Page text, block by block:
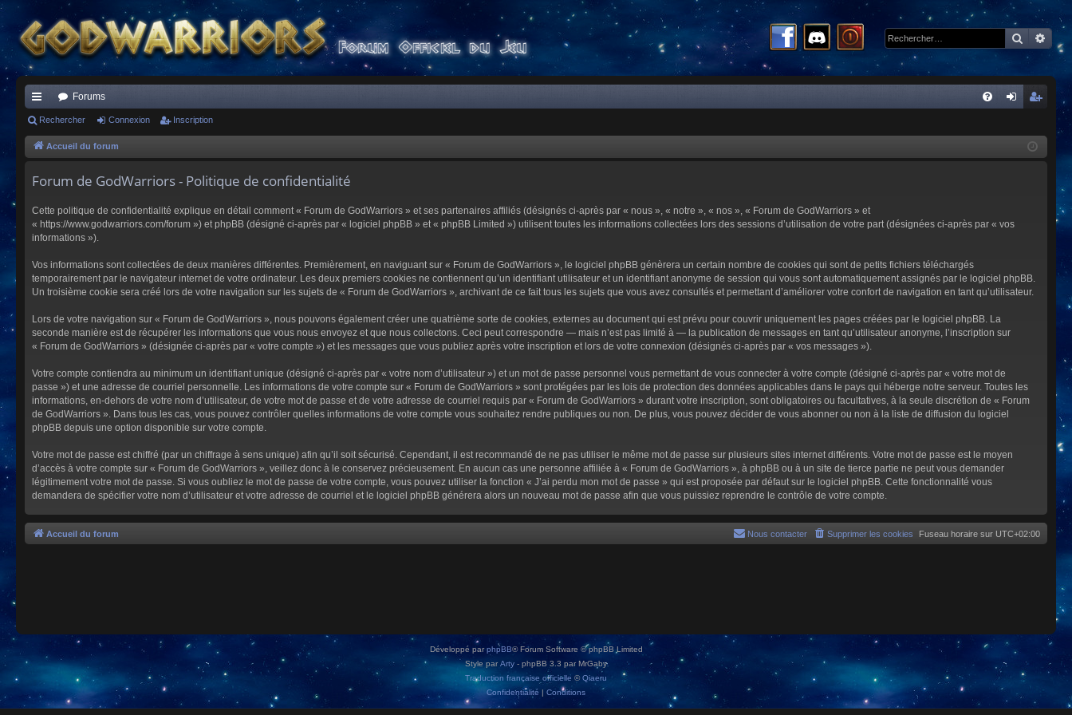
ac
co
s
Forums
cri
Rechercher Connexion Inscription
Accueil du forum
Forum de GodWarriors - Politique de confidentialité
Cette politique de confidentialité explique en détail comment « Forum de GodWarriors » et ses partenaires affiliés (désignés ci-après par « nous », « notre », « nos », « Forum de GodWarriors » et
« https://www.godwarriors.com/forum ») et phpBB (désigné ci-après par « logiciel phpBB » et « phpBB Limited ») utilisent toutes les informations collectées lors des sessions d’utilisation de votre part (désignées ci-après par « vos
informations »).
Vos informations sont collectées de deux manières différentes. Premièrement, en naviguant sur « Forum de GodWarriors », le logiciel phpBB génèrera un certain nombre de cookies qui sont de petits fichiers téléchargés
temporairement par le navigateur internet de votre ordinateur. Les deux premiers cookies ne contiennent qu’un identifiant utilisateur et un identifiant anonyme de session qui vous sont automatiquement assignés par le logiciel phpBB.
Un troisième cookie sera créé lors de votre navigation sur les sujets de « Forum de GodWarriors », archivant de ce fait tous les sujets que vous avez consultés et permettant d’améliorer votre confort de navigation en tant qu’utilisateur.
Lors de votre navigation sur « Forum de GodWarriors », nous pouvons également créer une quatrième sorte de cookies, externes au document qui est prévu pour couvrir uniquement les pages créées par le logiciel phpBB. La
seconde manière est de récupérer les informations que vous nous envoyez et que nous collectons. Ceci peut correspondre — mais n’est pas limité à — la publication de messages en tant qu’utilisateur anonyme, l’inscription sur
« Forum de GodWarriors » (désignée ci-après par « votre compte ») et les messages que vous publiez après votre inscription et lors de votre connexion (désignés ci-après par « vos messages »).
Votre compte contiendra au minimum un identifiant unique (désigné ci-après par « votre nom d’utilisateur ») et un mot de passe personnel vous permettant de vous connecter à votre compte (désigné ci-après par « votre mot de
passe ») et une adresse de courriel personnelle. Les informations de votre compte sur « Forum de GodWarriors » sont protégées par les lois de protection des données applicables dans le pays qui héberge notre serveur. Toutes les
informations, en-dehors de votre nom d’utilisateur, de votre mot de passe et de votre adresse de courriel requis par « Forum de GodWarriors » durant votre inscription, sont obligatoires ou facultatives, à la seule discrétion de « Forum
de GodWarriors ». Dans tous les cas, vous pouvez contrôler quelles informations de votre compte vous souhaitez rendre publiques ou non. De plus, vous pouvez décider de vous abonner ou non à la liste de diffusion du logiciel
phpBB depuis une option disponible sur votre compte.
Votre mot de passe est chiffré (par un chiffrage à sens unique) afin qu’il soit sécurisé. Cependant, il est recommandé de ne pas utiliser le même mot de passe sur plusieurs sites internet différents. Votre mot de passe est le moyen
d’accès à votre compte sur « Forum de GodWarriors », veillez donc à le conservez précieusement. En aucun cas une personne affiliée à « Forum de GodWarriors », à phpBB ou à un site de tierce partie ne peut vous demander
légitimement votre mot de passe. Si vous oubliez le mot de passe de votre compte, vous pouvez utiliser la fonction « J’ai perdu mon mot de passe » qui est proposée par défaut sur le logiciel phpBB. Cette fonctionnalité vous
demandera de spécifier votre nom d’utilisateur et votre adresse de courriel et le logiciel phpBB générera alors un nouveau mot de passe afin que vous puissiez reprendre le contrôle de votre compte.
Accueil du forum Fuseau horaire sur UTC+02:00
Supprimer les cookies
Nous contacter
Développé parphpBB® Forum Software © phpBB Limited
Style par Arty - phpBB 3.3 par MrGaby
Traduction française officielle ©Qiaeru
Confidentialité | Conditions